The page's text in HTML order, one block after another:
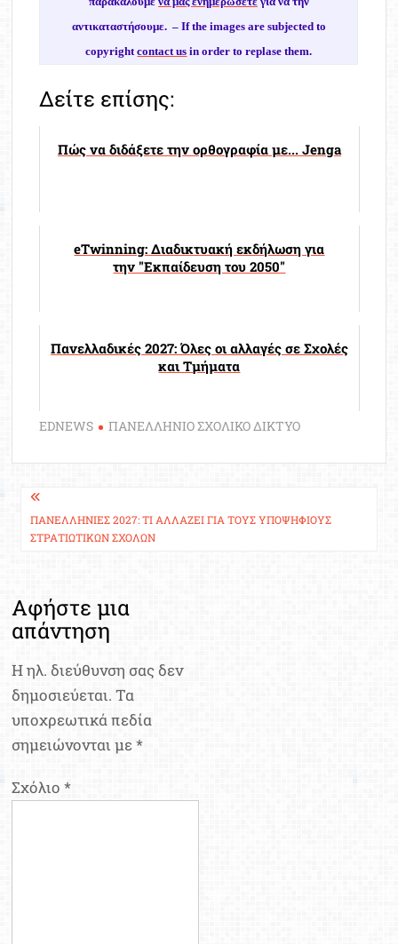
αντικαταστήσουμε. – If the images are subjected to
copyrightcontact us in order to replase them.
Δείτε επίσης:
Πώς να διδάξετε την ορθογραφία με... Jenga
eTwinning: Διαδικτυακή εκδήλωση για
την "Εκπαίδευση του 2050"
Πανελλαδικές 2027: Όλες οι αλλαγές σε Σχολές
και Τμήματα
EDNEWS ΠΑΝΕΛΛΗΝΙΟ ΣΧΟΛΙΚΟ ΔΙΚΤΥΟ
Πλοήγηση
άρθρων
ΠΑΝΕΛΛΉΝΙΕΣ 2027: ΤΙ ΑΛΛΆΖΕΙ ΓΙΑ ΤΟΥΣ ΥΠΟΨΗΦΊΟΥΣ
ΣΤΡΑΤΙΩΤΙΚΏΝ ΣΧΟΛΏΝ
Αφήστε μια
απάντηση
Η ηλ. διεύθυνση σας δεν
δημοσιεύεται. Τα
υποχρεωτικά πεδία
σημειώνονται με*
Σχόλιο*